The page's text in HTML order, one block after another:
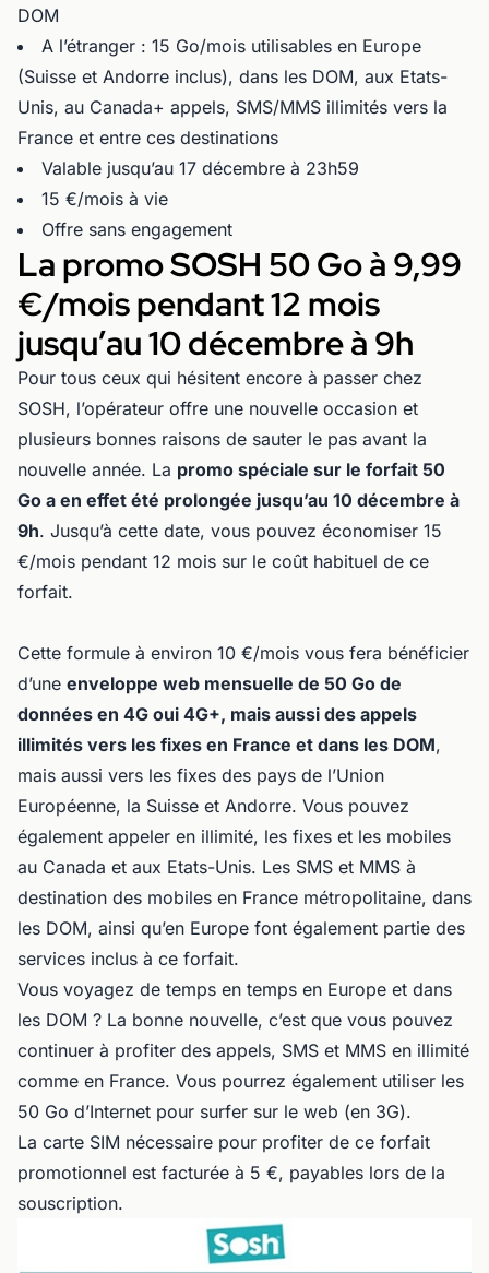
DOM
A l’étranger : 15 Go/mois utilisables en Europe
(Suisse et Andorre inclus), dans les DOM, aux Etats-
Unis, au Canada+ appels, SMS/MMS illimités vers la
France et entre ces destinations
Valable jusqu’au 17 décembre à 23h59
15 €/mois à vie
Offre sans engagement
La promo SOSH 50 Go à 9,99
€/mois pendant 12 mois
jusqu’au 10 décembre à 9h
Pour tous ceux qui hésitent encore à passer chez
SOSH, l’opérateur offre une nouvelle occasion et
plusieurs bonnes raisons de sauter le pas avant la
nouvelle année. La promo spéciale sur le forfait 50
Go a en effet été prolongée jusqu’au 10 décembre à
9h. Jusqu’à cette date, vous pouvez économiser 15
€/mois pendant 12 mois sur le coût habituel de ce
forfait.
Cette formule à environ 10 €/mois vous fera bénéficier
d’une enveloppe web mensuelle de 50 Go de
données en 4G oui 4G+, mais aussi des appels
illimités vers les fixes en France et dans les DOM,
mais aussi vers les fixes des pays de l’Union
Européenne, la Suisse et Andorre. Vous pouvez
également appeler en illimité, les fixes et les mobiles
au Canada et aux Etats-Unis. Les SMS et MMS à
destination des mobiles en France métropolitaine, dans
les DOM, ainsi qu’en Europe font également partie des
services inclus à ce forfait.
Vous voyagez de temps en temps en Europe et dans
les DOM ? La bonne nouvelle, c’est que vous pouvez
continuer à profiter des appels, SMS et MMS en illimité
comme en France. Vous pourrez également utiliser les
50 Go d’Internet pour surfer sur le web (en 3G).
La carte SIM nécessaire pour profiter de ce forfait
promotionnel est facturée à 5 €, payables lors de la
souscription.